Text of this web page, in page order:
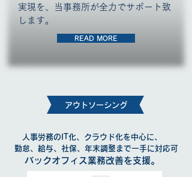
実現を、当事務所が全力でサポート致
します。
READ MORE
​アウトソーシング
人事労務のIT化、クラウド化を中心に、
勤怠、給与、社保、年末調整まで一手に対応可
バックオフィス業務改善を支援。